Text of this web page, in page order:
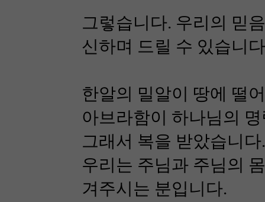
그렇습니다. 우리의 믿
신하며 드릴 수 있습니
한알의 밀알이 땅에 떨
아브라함이 하나님의
그래서 복을 받았습니다.
우리는 주님과 주님의
겨주시는 분입니다.